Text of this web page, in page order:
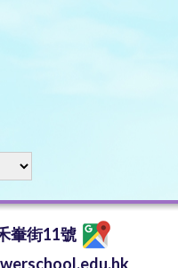
輋街11號